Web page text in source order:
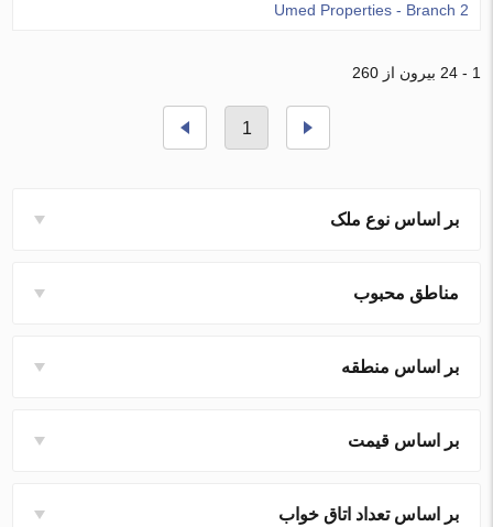
Umed Properties - Branch 2
1 - 24 بیرون از 260
1
بر اساس نوع ملک
مناطق محبوب
بر اساس منطقه
بر اساس قیمت
بر اساس تعداد اتاق خواب